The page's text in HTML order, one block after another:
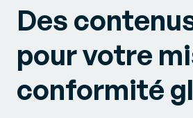
Des
pour votre
conformité